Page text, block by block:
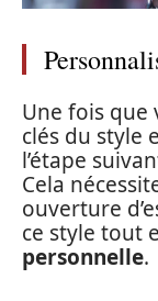
Une fois que
clés du style
l’étape
Cela
ouverture
ce style tout
personnelle.